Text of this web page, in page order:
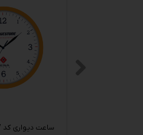
ساعت دیواری کد 5157